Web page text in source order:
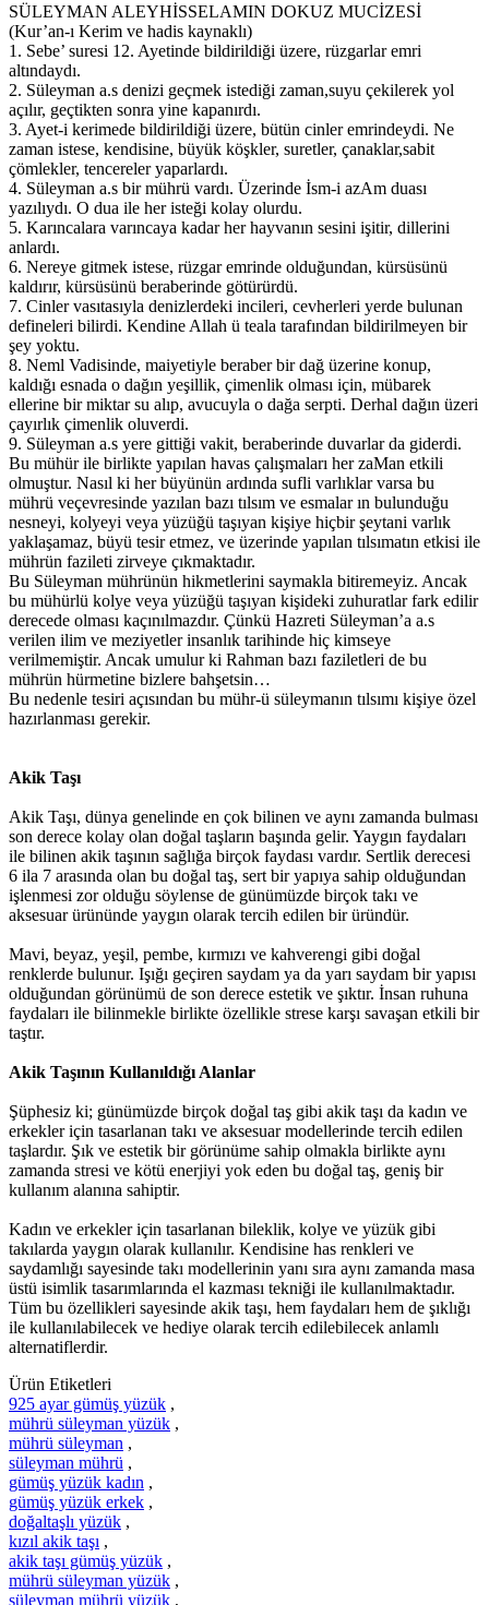
SÜLEYMAN ALEYHİSSELAMIN DOKUZ MUCİZESİ
(Kur’an-ı Kerim ve hadis kaynaklı)
1. Sebe’ suresi 12. Ayetinde bildirildiği üzere, rüzgarlar emri
altındaydı.
2. Süleyman a.s denizi geçmek istediği zaman,suyu çekilerek yol
açılır, geçtikten sonra yine kapanırdı.
3. Ayet-i kerimede bildirildiği üzere, bütün cinler emrindeydi. Ne
zaman istese, kendisine, büyük köşkler, suretler, çanaklar,sabit
çömlekler, tencereler yaparlardı.
4. Süleyman a.s bir mührü vardı. Üzerinde İsm-i azAm duası
yazılıydı. O dua ile her isteği kolay olurdu.
5. Karıncalara varıncaya kadar her hayvanın sesini işitir, dillerini
anlardı.
6. Nereye gitmek istese, rüzgar emrinde olduğundan, kürsüsünü
kaldırır, kürsüsünü beraberinde götürürdü.
7. Cinler vasıtasıyla denizlerdeki incileri, cevherleri yerde bulunan
defineleri bilirdi. Kendine Allah ü teala tarafından bildirilmeyen bir
şey yoktu.
8. Neml Vadisinde, maiyetiyle beraber bir dağ üzerine konup,
kaldığı esnada o dağın yeşillik, çimenlik olması için, mübarek
ellerine bir miktar su alıp, avucuyla o dağa serpti. Derhal dağın üzeri
çayırlık çimenlik oluverdi.
9. Süleyman a.s yere gittiği vakit, beraberinde duvarlar da giderdi.
Bu mühür ile birlikte yapılan havas çalışmaları her zaMan etkili
olmuştur. Nasıl ki her büyünün ardında sufli varlıklar varsa bu
mührü veçevresinde yazılan bazı tılsım ve esmalar ın bulunduğu
nesneyi, kolyeyi veya yüzüğü taşıyan kişiye hiçbir şeytani varlık
yaklaşamaz, büyü tesir etmez, ve üzerinde yapılan tılsımatın etkisi ile
mührün fazileti zirveye çıkmaktadır.
Bu Süleyman mührünün hikmetlerini saymakla bitiremeyiz. Ancak
bu mühürlü kolye veya yüzüğü taşıyan kişideki zuhuratlar fark edilir
derecede olması kaçınılmazdır. Çünkü Hazreti Süleyman’a a.s
verilen ilim ve meziyetler insanlık tarihinde hiç kimseye
verilmemiştir. Ancak umulur ki Rahman bazı faziletleri de bu
mührün hürmetine bizlere bahşetsin…
Bu nedenle tesiri açısından bu mühr-ü süleymanın tılsımı kişiye özel
hazırlanması gerekir.
Akik Taşı
Akik Taşı, dünya genelinde en çok bilinen ve aynı zamanda bulması
son derece kolay olan doğal taşların başında gelir. Yaygın faydaları
ile bilinen akik taşının sağlığa birçok faydası vardır. Sertlik derecesi
6 ila 7 arasında olan bu doğal taş, sert bir yapıya sahip olduğundan
işlenmesi zor olduğu söylense de günümüzde birçok takı ve
aksesuar ürününde yaygın olarak tercih edilen bir üründür.
Mavi, beyaz, yeşil, pembe, kırmızı ve kahverengi gibi doğal
renklerde bulunur. Işığı geçiren saydam ya da yarı saydam bir yapısı
olduğundan görünümü de son derece estetik ve şıktır. İnsan ruhuna
faydaları ile bilinmekle birlikte özellikle strese karşı savaşan etkili bir
taştır.
Akik Taşının Kullanıldığı Alanlar
Şüphesiz ki; günümüzde birçok doğal taş gibi akik taşı da kadın ve
erkekler için tasarlanan takı ve aksesuar modellerinde tercih edilen
taşlardır. Şık ve estetik bir görünüme sahip olmakla birlikte aynı
zamanda stresi ve kötü enerjiyi yok eden bu doğal taş, geniş bir
kullanım alanına sahiptir.
Kadın ve erkekler için tasarlanan bileklik, kolye ve yüzük gibi
takılarda yaygın olarak kullanılır. Kendisine has renkleri ve
saydamlığı sayesinde takı modellerinin yanı sıra aynı zamanda masa
üstü isimlik tasarımlarında el kazması tekniği ile kullanılmaktadır.
Tüm bu özellikleri sayesinde akik taşı, hem faydaları hem de şıklığı
ile kullanılabilecek ve hediye olarak tercih edilebilecek anlamlı
alternatiflerdir.
Ürün Etiketleri
925 ayar gümüş yüzük ,
mührü süleyman yüzük ,
mührü süleyman ,
süleyman mührü ,
gümüş yüzük kadın ,
gümüş yüzük erkek ,
doğaltaşlı yüzük ,
kızıl akik taşı ,
akik taşı gümüş yüzük ,
mührü süleyman yüzük ,
süleyman mührü yüzük ,